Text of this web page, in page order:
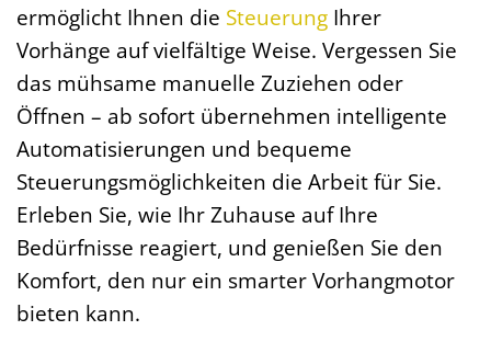
ermöglicht Ihnen die Steuerung Ihrer
Vorhänge auf vielfältige Weise. Vergessen Sie
das mühsame manuelle Zuziehen oder
Öffnen – ab sofort übernehmen intelligente
Automatisierungen und bequeme
Steuerungsmöglichkeiten die Arbeit für Sie.
Erleben Sie, wie Ihr Zuhause auf Ihre
Bedürfnisse reagiert, und genießen Sie den
Komfort, den nur ein smarter Vorhangmotor
bieten kann.